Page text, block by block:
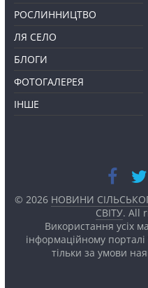
РОСЛИННИЦТВО
ЛЯ СЕЛО
БЛОГИ
ФОТОГАЛЕРЕЯ
ІНШЕ
© 2026 НОВИНИ
СВІТУ. All
Використання усіх
інформаційному
тільки за умови